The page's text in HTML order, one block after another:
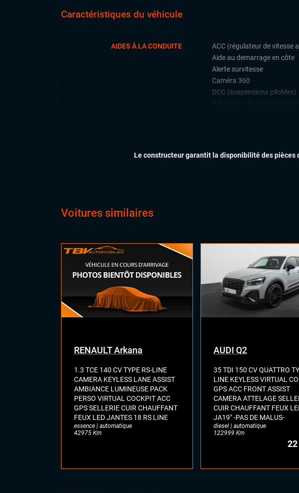
Caractéristiques du véhicule
AIDES À LA CONDUITE
ACC (régulateur de vitesse
Aide au demarrage en côte
Alerte survitesse
Caméra 360
DCC (suspensions pilotées)
Front assist (avertisseur
Radars de stationnement
Chargeur induction
Dynamic Select, Drive Select
du mode de conduite)
Écran tactile
GPS
Ordinateur de bord
Le constructeur garantit la disponibilité des pièces
Voitures similaires
RENAULT Arkana
1.3 TCE 140 CV TYPE RS-LINE
CAMERA KEYLESS LANE ASSIST
AMBIANCE LUMINEUSE PACK
PERSO VIRTUAL COCKPIT ACC
GPS SELLERIE CUIR CHAUFFANT
FEUX LED JANTES 18 RS LINE
essence | automatique
42975 Km
AUDI Q2
35 TDI 150 CV QUATTRO
LINE KEYLESS VIRTUAL
GPS ACC FRONT ASSIST
CAMERA ATTELAGE
CUIR CHAUFFANT FEUX
JA19" -PAS DE MALUS-
diesel | automatique
122999 Km